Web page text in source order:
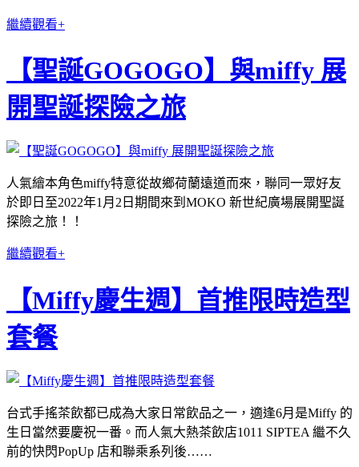
繼續觀看+
【聖誕GOGOGO】與miffy 展
開聖誕探險之旅
人氣繪本角色miffy特意從故鄉荷蘭遠道而來，聯同一眾好友
於即日至2022年1月2日期間來到MOKO 新世紀廣場展開聖誕
探險之旅！！
繼續觀看+
【Miffy慶生週】首推限時造型
套餐
台式手搖茶飲都已成為大家日常飲品之一，適逢6月是Miffy 的
生日當然要慶祝一番。而人氣大熱茶飲店1011 SIPTEA 繼不久
前的快閃PopUp 店和聯乘系列後……